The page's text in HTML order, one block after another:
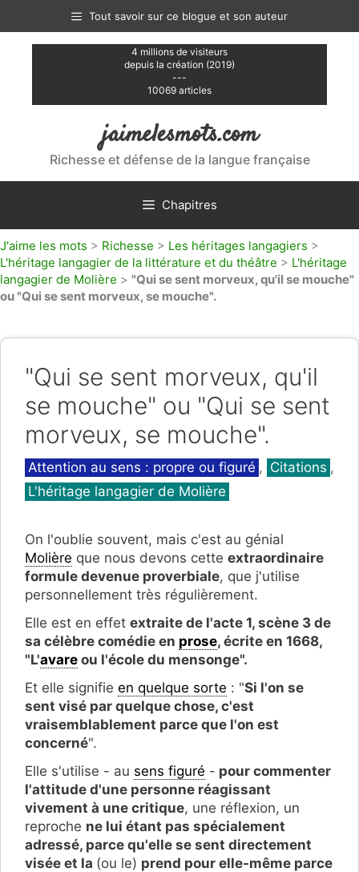
contenu
Tout savoir sur ce blogue et son auteur
4 millions de visiteurs
depuis la création (2019)
---
10069 articles
jaimelesmots.com
Richesse et défense de la langue française
Chapitres
J'aime les mots > Richesse > Les héritages langagiers >
L'héritage langagier de la littérature et du théâtre > L'héritage
langagier de Molière > "Qui se sent morveux, qu'il se mouche"
ou "Qui se sent morveux, se mouche".
"Qui se sent morveux, qu'il
se mouche" ou "Qui se sent
morveux, se mouche".
Catégories
Attention au sens : propre ou figuré , Citations ,
L'héritage langagier de Molière
On l'oublie souvent, mais c'est au génial
Molière que nous devons cette extraordinaire
formule devenue proverbiale, que j'utilise
personnellement très régulièrement.
Elle est en effet extraite de l'acte 1, scène 3 de
sa célèbre comédie en prose, écrite en 1668,
"L'avare ou l'école du mensonge".
Et elle signifie en quelque sorte : "Si l'on se
sent visé par quelque chose, c'est
vraisemblablement parce que l'on est
concerné".
Elle s'utilise - au sens figuré - pour commenter
l'attitude d'une personne réagissant
vivement à une critique, une réflexion, un
reproche ne lui étant pas spécialement
adressé, parce qu'elle se sent directement
visée et la (ou le) prend pour elle-même parce